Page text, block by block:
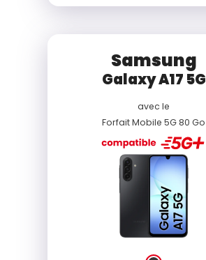
Samsung
Galaxy A17 5G
avec le
Forfait Mobile 5G 80 Go